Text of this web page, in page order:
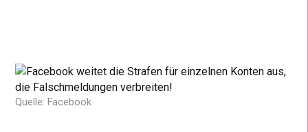
Quelle: Facebook